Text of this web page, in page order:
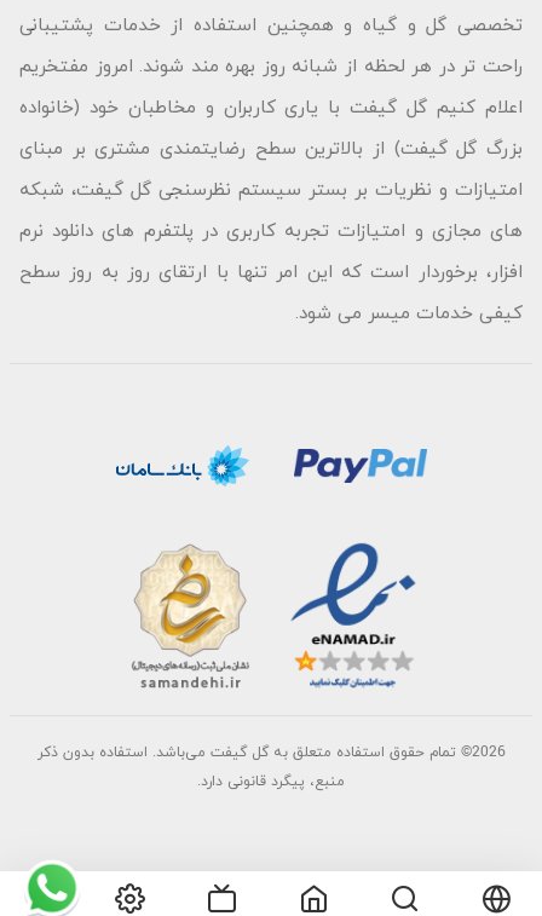
تخصصی گل و گیاه و همچنین استفاده از خدمات پشتیبانی
راحت تر در هر لحظه از شبانه روز بهره مند شوند. امروز مفتخریم
اعلام کنیم گل گیفت با یاری کاربران و مخاطبان خود (خانواده
بزرگ گل گیفت) از بالاترین سطح رضایتمندی مشتری بر مبنای
امتیازات و نظریات بر بستر سیستم نظرسنجی گل گیفت، شبکه
های مجازی و امتیازات تجربه کاربری در پلتفرم های دانلود نرم
افزار، برخوردار است که این امر تنها با ارتقای روز به روز سطح
کیفی خدمات میسر می شود.
2026©
تمام حقوق استفاده متعلق به گل گیفت می‌باشد. استفاده بدون ذکر
منبع، پیگرد قانونی دارد.